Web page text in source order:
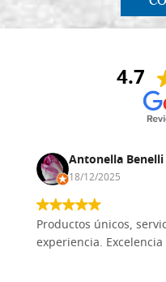
4.7
Antonella Benelli
18/12/2025
Productos únicos,
experiencia.